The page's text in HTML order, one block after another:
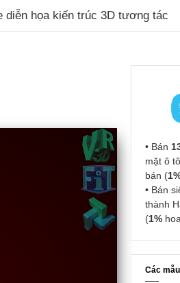
diễn họa kiến trúc 3D tương tác
• Bán
mặt ô
bán (
• Bán
thành
(1%
Các